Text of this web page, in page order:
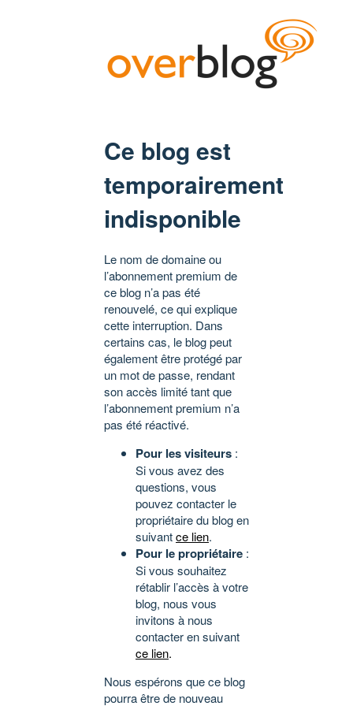
Ce blog est
temporairement
indisponible
Le nom de domaine ou
l’abonnement premium de
ce blog n’a pas été
renouvelé, ce qui explique
cette interruption. Dans
certains cas, le blog peut
également être protégé par
un mot de passe, rendant
son accès limité tant que
l’abonnement premium n’a
pas été réactivé.
Pour les visiteurs :
Si vous avez des
questions, vous
pouvez contacter le
propriétaire du blog en
suivantce lien.
Pour le propriétaire :
Si vous souhaitez
rétablir l’accès à votre
blog, nous vous
invitons à nous
contacter en suivant
ce lien.
Nous espérons que ce blog
pourra être de nouveau